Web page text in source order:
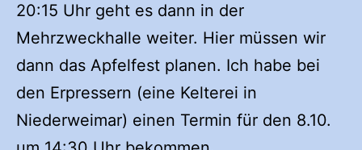
20:15 Uhr geht es dann in der
Mehrzweckhalle weiter. Hier müssen wir
dann das Apfelfest planen. Ich habe bei
den Erpressern (eine Kelterei in
Niederweimar) einen Termin für den 8.10.